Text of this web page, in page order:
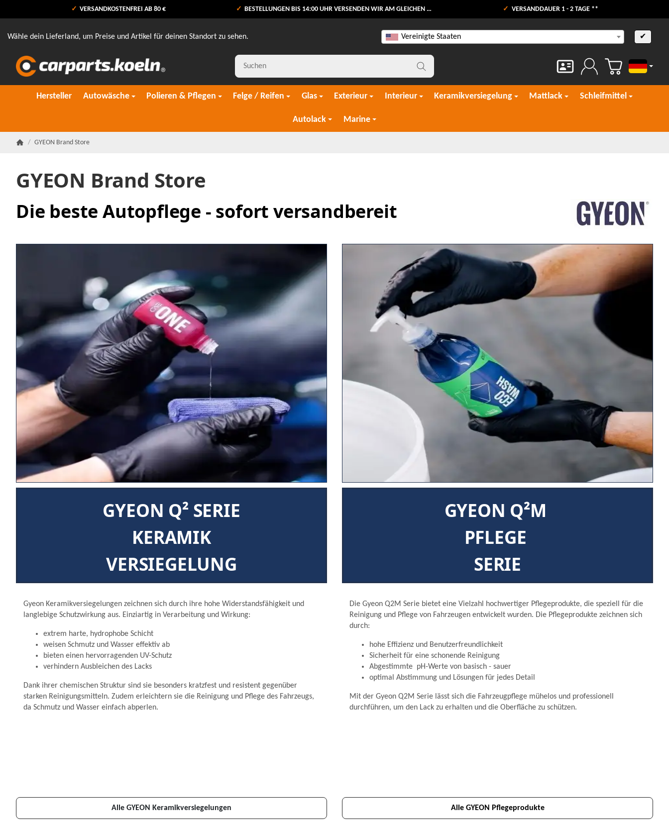
VERSANDKOSTENFREI AB 80 € BESTELLUNGEN BIS 14:00 UHR VERSENDEN WIR AM GLEICHEN WERKTAG VERSANDDAUER 1 - 2 TAGE **
Wähle dein Lieferland, um Preise und Artikel für deinen Standort zu sehen. Vereinigte Staaten ✔
Deutsch
Hersteller Autowäsche Polieren & Pflegen Felge / Reifen Glas Exterieur Interieur Keramikversiegelung Mattlack Schleifmittel
Autolack Marine
/ GYEON Brand Store
GYEON Brand Store
Die beste Autopflege - sofort versandbereit
GYEON Q² SERIE
KERAMIK
VERSIEGELUNG
Gyeon Keramikversiegelungen zeichnen sich durch ihre hohe Widerstandsfähigkeit und
langlebige Schutzwirkung aus. Einziartig in Verarbeitung und Wirkung:
extrem harte, hydrophobe Schicht
weisen Schmutz und Wasser effektiv ab
bieten einen hervorragenden UV-Schutz
verhindern Ausbleichen des Lacks
Dank ihrer chemischen Struktur sind sie besonders kratzfest und resistent gegenüber
starken Reinigungsmitteln. Zudem erleichtern sie die Reinigung und Pflege des Fahrzeugs,
da Schmutz und Wasser einfach abperlen.
Alle GYEON Keramikversiegelungen
GYEON Q²M
PFLEGE
SERIE
Die Gyeon Q2M Serie bietet eine Vielzahl hochwertiger Pflegeprodukte, die speziell für die
Reinigung und Pflege von Fahrzeugen entwickelt wurden. Die Pflegeprodukte zeichnen sich
durch:
hohe Effizienz und Benutzerfreundlichkeit
Sicherheit für eine schonende Reinigung
Abgestimmte pH-Werte von basisch - sauer
optimal Abstimmung und Lösungen für jedes Detail
Mit der Gyeon Q2M Serie lässt sich die Fahrzeugpflege mühelos und professionell
durchführen, um den Lack zu erhalten und die Oberfläche zu schützen.
Alle GYEON Pflegeprodukte